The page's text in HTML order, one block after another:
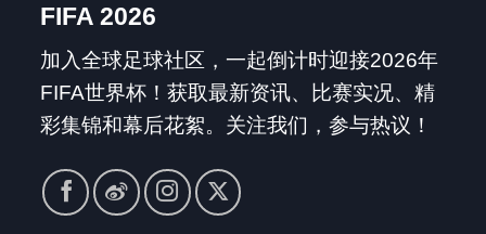
FIFA 2026
加入全球足球社区，一起倒计时迎接2026年
FIFA世界杯！获取最新资讯、比赛实况、精
彩集锦和幕后花絮。关注我们，参与热议！